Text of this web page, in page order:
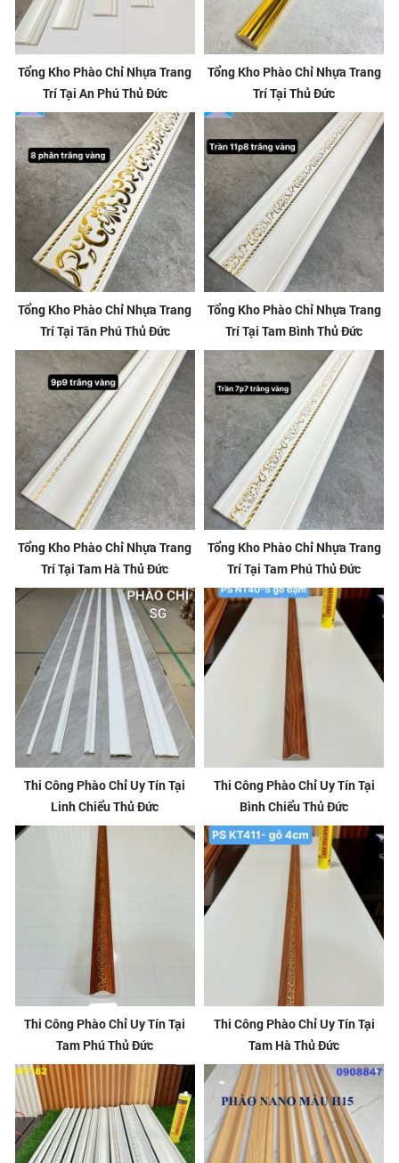
Tổng Kho Phào Chỉ Nhựa Trang
Trí Tại An Phú Thủ Đức
Tổng Kho Phào Chỉ Nhựa Trang
Trí Tại Thủ Đức
Tổng Kho Phào Chỉ Nhựa Trang
Trí Tại Tân Phú Thủ Đức
Tổng Kho Phào Chỉ Nhựa Trang
Trí Tại Tam Bình Thủ Đức
Tổng Kho Phào Chỉ Nhựa Trang
Trí Tại Tam Hà Thủ Đức
Tổng Kho Phào Chỉ Nhựa Trang
Trí Tại Tam Phú Thủ Đức
Thi Công Phào Chỉ Uy Tín Tại
Linh Chiểu Thủ Đức
Thi Công Phào Chỉ Uy Tín Tại
Bình Chiểu Thủ Đức
Thi Công Phào Chỉ Uy Tín Tại
Tam Phú Thủ Đức
Thi Công Phào Chỉ Uy Tín Tại
Tam Hà Thủ Đức